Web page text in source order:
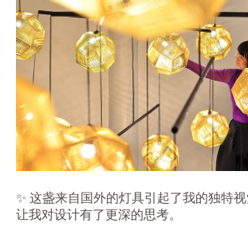
✨ 这盏来自国外的灯具引起了我的独特视
让我对设计有了更深的思考。